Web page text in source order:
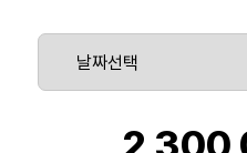
한 필수 과정입니다.